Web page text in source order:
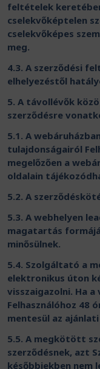
feltételek
cselekvőképtelen
cselekvőképes
meg.
4.3. A szerződési
elhelyezéstől
5. A távollévők
szerződésre
5.1. A
tulajdonságairól
megelőzően a
oldalain
5.2. A
5.3. A webhelyen
magatartás
minősülnek.
5.4. Szolgáltató a
elektronikus úton
visszaigazolni. Ha a
Felhasználóhoz 48
mentesül az
5.5. A megkötött
szerződésnek, azt
későbbiekben nem